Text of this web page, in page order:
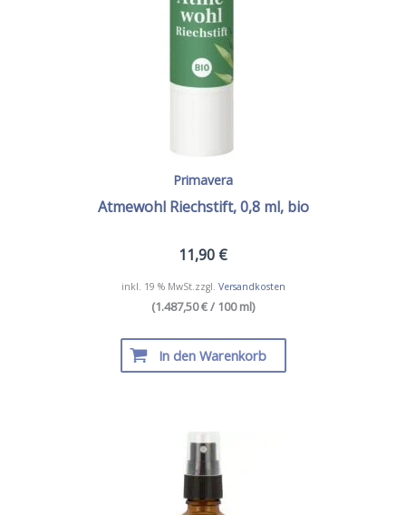
Primavera
Atmewohl Riechstift, 0,8 ml, bio
11,90 €
inkl. 19 % MwSt. zzgl. Versandkosten
(1.487,50 € / 100 ml)
In den Warenkorb